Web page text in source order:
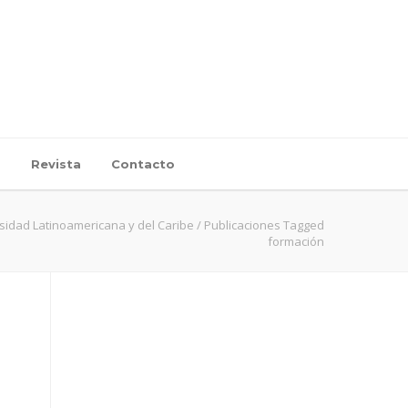
Revista Contacto
Latinoamericana y del Caribe / Publicaciones Tagged
formación